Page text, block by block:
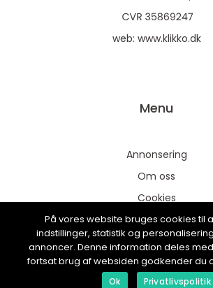
web: www.klikko.dk
Menu
Annonsering
Om oss
Cookies
Kontakta oss
Sitemap
På vores website bruges cookies til
indstillinger, statistik og
annoncer. Denne information deles
fortsat brug af websiden godkender du
Ok Privatlivspolitik